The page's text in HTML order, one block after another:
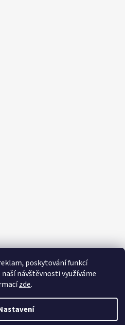
poskytování funkcí
návštěvnosti využíváme
zde.